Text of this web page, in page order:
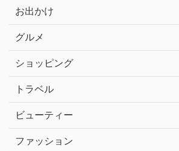
お出かけ
グルメ
ショッピング
トラベル
ビューティー
ファッション